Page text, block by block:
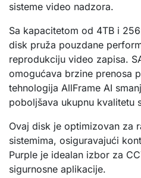
sisteme video nadzora.
Sa kapacitetom od 4TB i
disk pruža pouzdane
reprodukciju video zapisa.
omogućava brzine prenosa
tehnologija AllFrame AI
poboljšava ukupnu kvalitetu
Ovaj disk je optimizovan za
sistemima, osiguravajući
Purple je idealan izbor za
sigurnosne aplikacije.